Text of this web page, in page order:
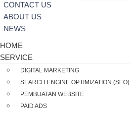
CONTACT US
ABOUT US
NEWS
HOME
SERVICE
DIGITAL MARKETING
SEARCH ENGINE OPTIMIZATION (SEO)
PEMBUATAN WEBSITE
PAID ADS